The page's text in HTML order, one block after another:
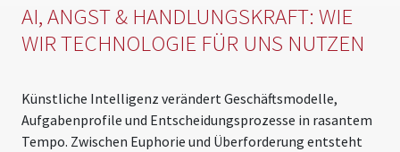
AI, ANGST & HANDLUNGSKRAFT: WIE
WIR TECHNOLOGIE FÜR UNS NUTZEN
Künstliche Intelligenz verändert Geschäftsmodelle,
Aufgabenprofile und Entscheidungsprozesse in rasantem
Tempo. Zwischen Euphorie und Überforderung entsteht